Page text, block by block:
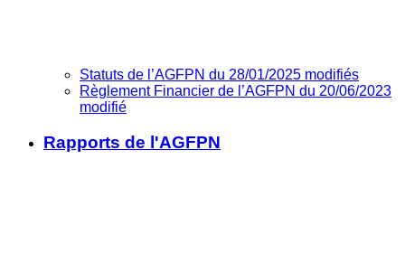
Statuts de l’AGFPN du 28/01/2025 modifiés
Règlement Financier de l’AGFPN du 20/06/2023
modifié
Rapports de l'AGFPN